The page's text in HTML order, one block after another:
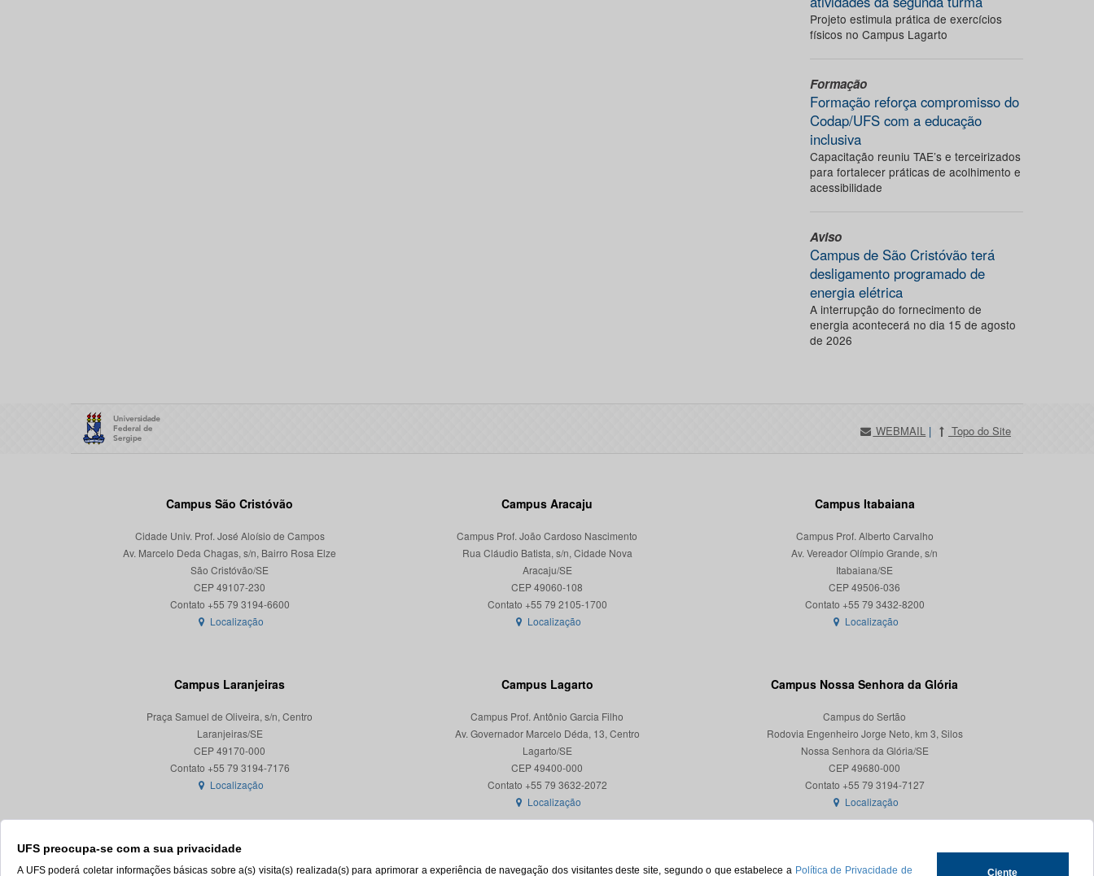
UFS preocupa-se com a sua privacidade
A UFS poderá coletar informações básicas sobre a(s) visita(s) realizada(s) para aprimorar a experiência de navegação dos visitantes deste site, segundo o que estabelece a Política de Privacidade de Ciente
Projeto estimula prática de exercícios
físicos no Campus Lagarto
Formação
Formação reforça compromisso do
Codap/UFS com a educação
inclusiva
Capacitação reuniu TAE’s e terceirizados
para fortalecer práticas de acolhimento e
acessibilidade
Aviso
Campus de São Cristóvão terá
desligamento programado de
energia elétrica
A interrupção do fornecimento de
energia acontecerá no dia 15 de agosto
de 2026
WEBMAIL | Topo do Site
Campus São Cristóvão
Cidade Univ. Prof. José Aloísio de Campos
Av. Marcelo Deda Chagas, s/n, Bairro Rosa Elze
São Cristóvão/SE
CEP 49107-230
Localização
Campus Aracaju
Campus Prof. João Cardoso Nascimento
Rua Cláudio Batista, s/n, Cidade Nova
Aracaju/SE
CEP 49060-108
Localização
Campus Itabaiana
Campus Prof. Alberto Carvalho
Av. Vereador Olímpio Grande, s/n
Itabaiana/SE
CEP 49506-036
Localização
Campus Laranjeiras
Praça Samuel de Oliveira, s/n, Centro
Laranjeiras/SE
CEP 49170-000
Localização
Campus Lagarto
Campus Prof. Antônio Garcia Filho
Av. Governador Marcelo Déda, 13, Centro
Lagarto/SE
CEP 49400-000
Localização
Campus Nossa Senhora da Glória
Campus do Sertão
Rodovia Engenheiro Jorge Neto, km 3, Silos
Nossa Senhora da Glória/SE
CEP 49680-000
Contato +55 79 3194-7127
Localização